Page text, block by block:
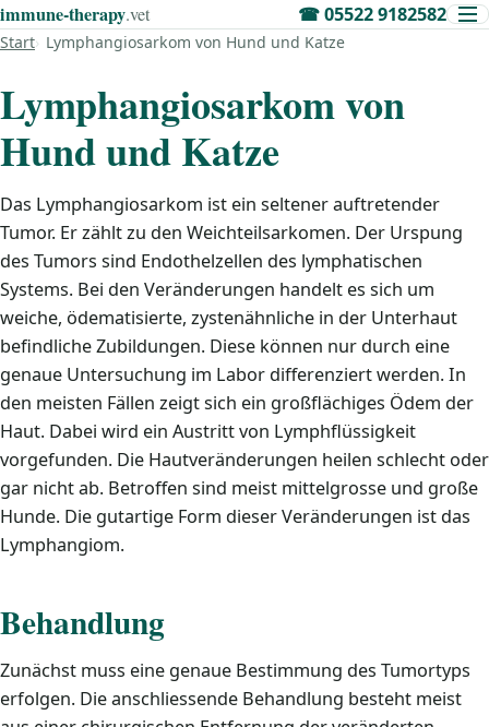
immune‑therapy.vet ☎05522 9182582
Start Lymphangiosarkom von Hund und Katze
Lymphangiosarkom von
Hund und Katze
Das Lymphangiosarkom ist ein seltener auftretender
Tumor. Er zählt zu den Weichteilsarkomen. Der Urspung
des Tumors sind Endothelzellen des lymphatischen
Systems. Bei den Veränderungen handelt es sich um
weiche, ödematisierte, zystenähnliche in der Unterhaut
befindliche Zubildungen. Diese können nur durch eine
genaue Untersuchung im Labor differenziert werden. In
den meisten Fällen zeigt sich ein großflächiges Ödem der
Haut. Dabei wird ein Austritt von Lymphflüssigkeit
vorgefunden. Die Hautveränderungen heilen schlecht oder
gar nicht ab. Betroffen sind meist mittelgrosse und große
Hunde. Die gutartige Form dieser Veränderungen ist das
Lymphangiom.
Behandlung
Zunächst muss eine genaue Bestimmung des Tumortyps
erfolgen. Die anschliessende Behandlung besteht meist